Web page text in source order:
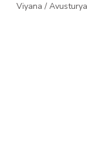
Viyana / Avusturya